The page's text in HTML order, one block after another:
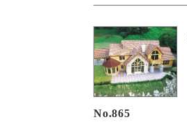
No.865